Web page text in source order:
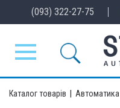
(093) 322-27-75
Каталог товарів Автоматика